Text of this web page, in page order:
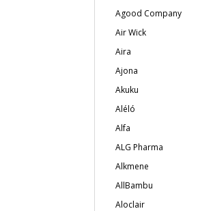
Agood Company
Air Wick
Aira
Ajona
Akuku
Aléló
Alfa
ALG Pharma
Alkmene
AllBambu
Aloclair